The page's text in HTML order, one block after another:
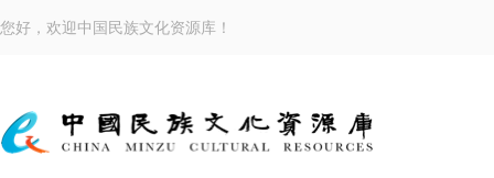
您好，欢迎中国民族文化资源库！